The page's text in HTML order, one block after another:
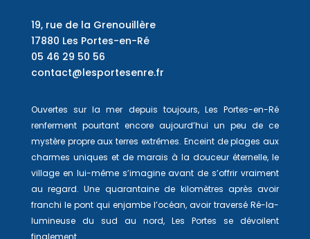
19, rue de la Grenouillère
17880 Les Portes-en-Ré
05 46 29 50 56
contact@lesportesenre.fr
Ouvertes sur la mer depuis toujours, Les Portes-en-Ré
renferment pourtant encore aujourd’hui un peu de ce
mystère propre aux terres extrêmes. Enceint de plages aux
charmes uniques et de marais à la douceur éternelle, le
village en lui-même s’imagine avant de s’offrir vraiment
au regard. Une quarantaine de kilomètres après avoir
franchi le pont qui enjambe l’océan, avoir traversé Ré-la-
lumineuse du sud au nord, Les Portes se dévoilent